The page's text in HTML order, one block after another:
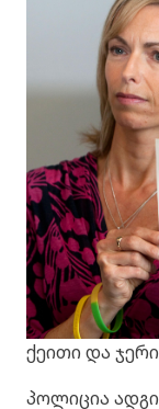
ქეითი და
პოლიცია